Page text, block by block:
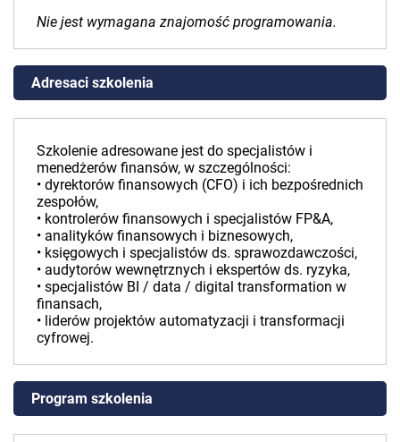
Nie jest wymagana znajomość programowania.
Adresaci szkolenia
Szkolenie adresowane jest do specjalistów i
menedżerów finansów, w szczególności:
• dyrektorów finansowych (CFO) i ich bezpośrednich
zespołów,
• kontrolerów finansowych i specjalistów FP&A,
• analityków finansowych i biznesowych,
• księgowych i specjalistów ds. sprawozdawczości,
• audytorów wewnętrznych i ekspertów ds. ryzyka,
• specjalistów BI / data / digital transformation w
finansach,
• liderów projektów automatyzacji i transformacji
cyfrowej.
Program szkolenia